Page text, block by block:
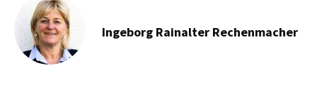
Ingeborg Rainalter Rechenmacher